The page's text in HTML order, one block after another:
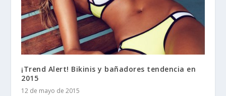
¡Trend Alert! Bikinis y bañadores tendencia en
2015
12 de mayo de 2015